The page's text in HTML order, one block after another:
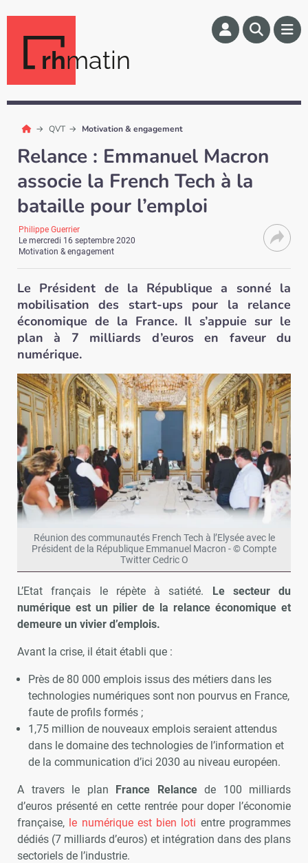
rhmatin
QVT Motivation & engagement
Relance : Emmanuel Macron
associe la French Tech à la
bataille pour l’emploi
Philippe Guerrier
Lemercredi 16 septembre 2020
Motivation & engagement
Le Président de la République a sonné la
mobilisation des start-ups pour la relance
économique de la France. Il s’appuie sur le
plan à 7 milliards d’euros en faveur du
numérique.
Réunion des communautés French Tech à l’Elysée avec le
Président de la République Emmanuel Macron - © Compte
Twitter Cedric O
L’Etat français le répète à satiété. Le secteur du
numérique est un pilier de la relance économique et
demeure un vivier d’emplois.
Avant la crise, il était établi que :
Près de 80 000 emplois issus des métiers dans les
technologies numériques sont non pourvus en France,
faute de profils formés ;
1,75 million de nouveaux emplois seraient attendus
dans le domaine des technologies de l’information et
de la communication d’ici 2030 au niveau européen.
A travers le plan France Relancede 100 milliards
d’euros présenté en cette rentrée pour doper l’économie
française, le numérique est bien loti entre programmes
dédiés (7 milliards d’euros) et intégration dans des plans
sectoriels de l’industrie.